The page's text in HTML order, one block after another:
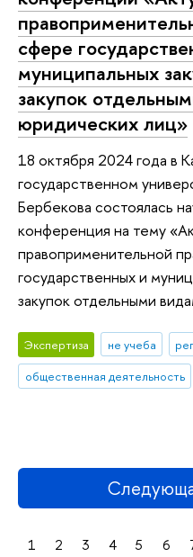
сфере
муниципальных
закупок
юридических лиц»
18 октября 2024 года в
государственном
Бербекова состоялась
конференция на тему
правоприменительной
государственных и
закупок отдельными
Экспертиза не учеба
общественная деятельность
1 2 3 4 5 6